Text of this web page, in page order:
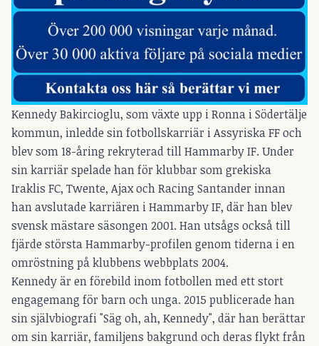
Kennedy Bakircioglu, som växte upp i Ronna i Södertälje
kommun, inledde sin fotbollskarriär i Assyriska FF och
blev som 18-åring rekryterad till Hammarby IF. Under
sin karriär spelade han för klubbar som grekiska
Iraklis FC, Twente, Ajax och Racing Santander innan
han avslutade karriären i Hammarby IF, där han blev
svensk mästare säsongen 2001. Han utsågs också till
fjärde största Hammarby-profilen genom tiderna i en
omröstning på klubbens webbplats 2004.
Kennedy är en förebild inom fotbollen med ett stort
engagemang för barn och unga. 2015 publicerade han
sin självbiografi "Säg oh, ah, Kennedy", där han berättar
om sin karriär, familjens bakgrund och deras flykt från